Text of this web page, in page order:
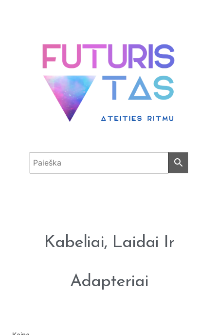
Kabeliai, Laidai Ir
Adapteriai